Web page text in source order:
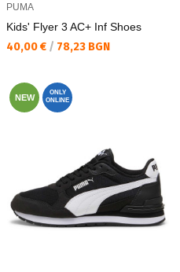
PUMA
Kids' Flyer 3 AC+ Inf Shoes
Текуща цена:
40,00 € / 78,23 BGN
NEW
ONLY
ONLINE